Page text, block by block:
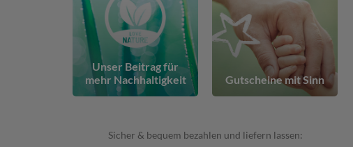
Unser Beitrag für
mehr Nachhaltigkeit
Gutscheine mit Sinn
Sicher & bequem bezahlen und liefern lassen: